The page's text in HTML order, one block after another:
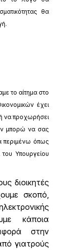
θα
το αίτημα στο
έχει
να προχωρήσει
μπορώ να σας
περιμένω όπως
του Υπουργείου
διοικητές
σκοπό,
κάποια
στην
γιατρούς